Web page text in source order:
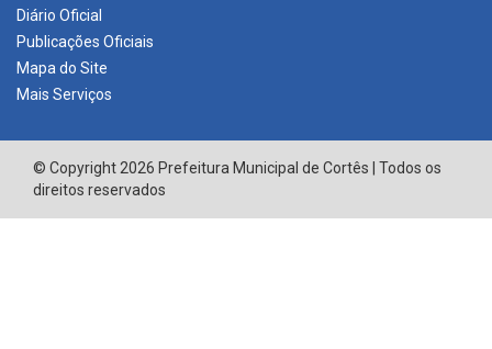
Diário Oficial
Publicações Oficiais
Mapa do Site
Mais Serviços
© Copyright 2026 Prefeitura Municipal de Cortês | Todos os
direitos reservados